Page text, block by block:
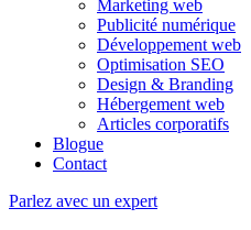
Marketing web
Publicité numérique
Développement web
Optimisation SEO
Design & Branding
Hébergement web
Articles corporatifs
Blogue
Contact
Parlez avec un expert